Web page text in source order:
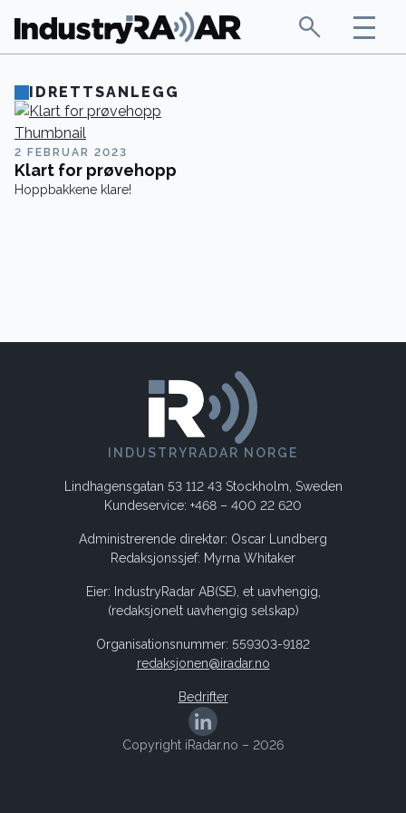
IDRETTSANLEGG
2 FEBRUAR 2023
Klart for prøvehopp
Hoppbakkene klare!
INDUSTRYRADAR NORGE
Lindhagensgatan 53 112 43 Stockholm, Sweden
Kundeservice: +468 – 400 22 620
Administrerende direktør: Oscar Lundberg
Redaksjonssjef: Myrna Whitaker
Eier: IndustryRadar AB(SE), et uavhengig,
(redaksjonelt uavhengig selskap)
Organisationsnummer: 559303-9182
redaksjonen@iradar.no
Bedrifter
Copyright iRadar.no – 2026